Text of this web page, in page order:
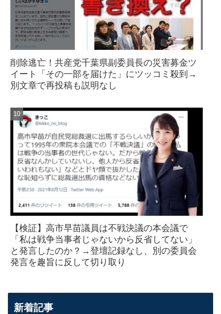
削除逃亡！共産党千葉県副委員長の災害募金ツ
イート「その一部を届けた」にツッコミ殺到→
別文章で再投稿も説明なし
【検証】高市早苗議員は不戦決議の本会議で
「私は戦争当事者じゃないから反省してない」
と発言したのか？→登壇記録なし、別の委員会
発言を趣旨に反して切り取り
新着記事